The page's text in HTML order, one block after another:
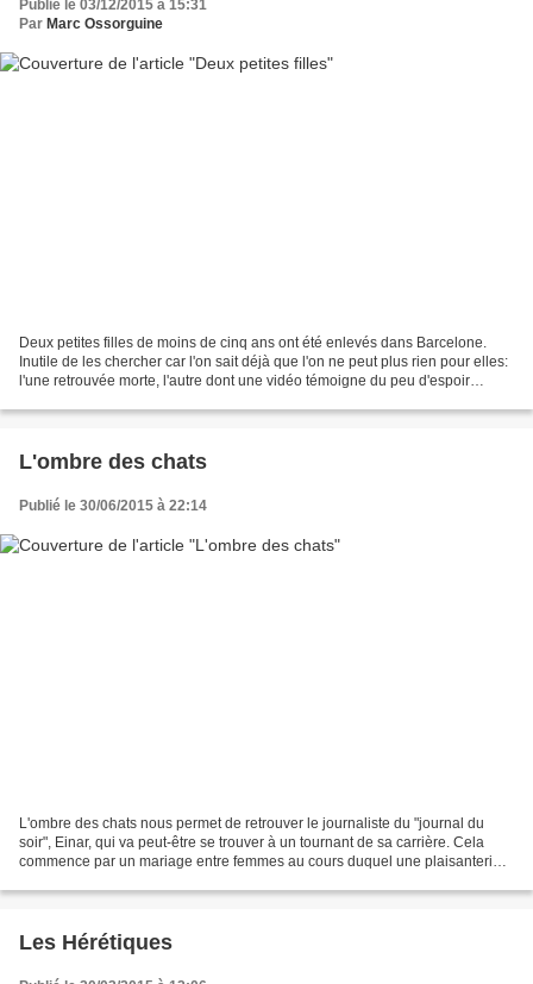
Publié le 03/12/2015 à 15:31
Par Marc Ossorguine
Deux petites filles de moins de cinq ans ont été enlevés dans Barcelone.
Inutile de les chercher car l'on sait déjà que l'on ne peut plus rien pour elles:
l'une retrouvée morte, l'autre dont une vidéo témoigne du peu d'espoir
L'ombre des chats
Publié le 30/06/2015 à 22:14
L'ombre des chats nous permet de retrouver le journaliste du "journal du
soir", Einar, qui va peut-être se trouver à un tournant de sa carrière. Cela
commence par un mariage entre femmes au cours duquel une plaisanterie
Les Hérétiques